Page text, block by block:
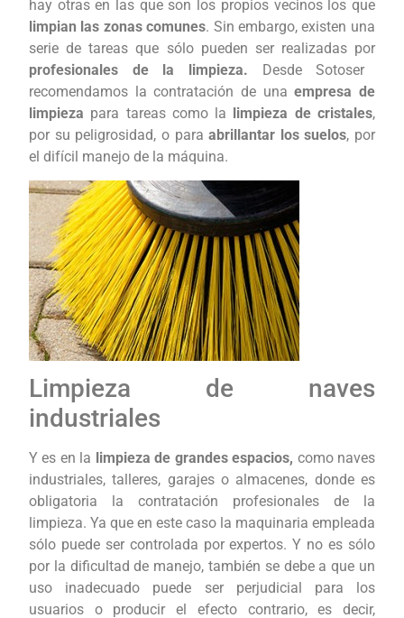
hay otras en las que son los propios vecinos los que
limpian las zonas comunes. Sin embargo, existen una
serie de tareas que sólo pueden ser realizadas por
profesionales de la limpieza. Desde Sotoser
recomendamos la contratación de unaempresa de
limpieza para tareas como la limpieza de cristales,
por su peligrosidad, o paraabrillantar los suelos, por
el difícil manejo de la máquina.
Limpieza de naves
industriales
Y es en la limpieza de grandes espacios, como naves
industriales, talleres, garajes o almacenes, donde es
obligatoria la contratación profesionales de la
limpieza. Ya que en este caso la maquinaria empleada
sólo puede ser controlada por expertos. Y no es sólo
por la dificultad de manejo, también se debe a que un
uso inadecuado puede ser perjudicial para los
usuarios o producir el efecto contrario, es decir,